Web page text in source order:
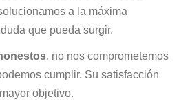
a la máxima
que pueda surgir.
, no nos comprometemos
cumplir. Su satisfacción
objetivo.